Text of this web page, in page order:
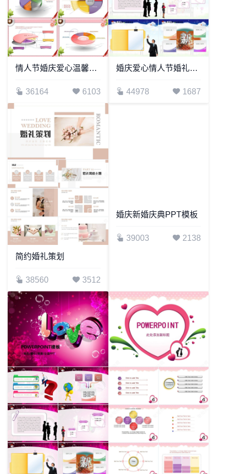
情人节婚庆爱心温馨PPT模板(3)
36164 6103
婚庆爱心情人节婚礼PPT模板(2)
44978 1687
简约婚礼策划
38560 3512
婚庆新婚庆典PPT模板
39003 2138